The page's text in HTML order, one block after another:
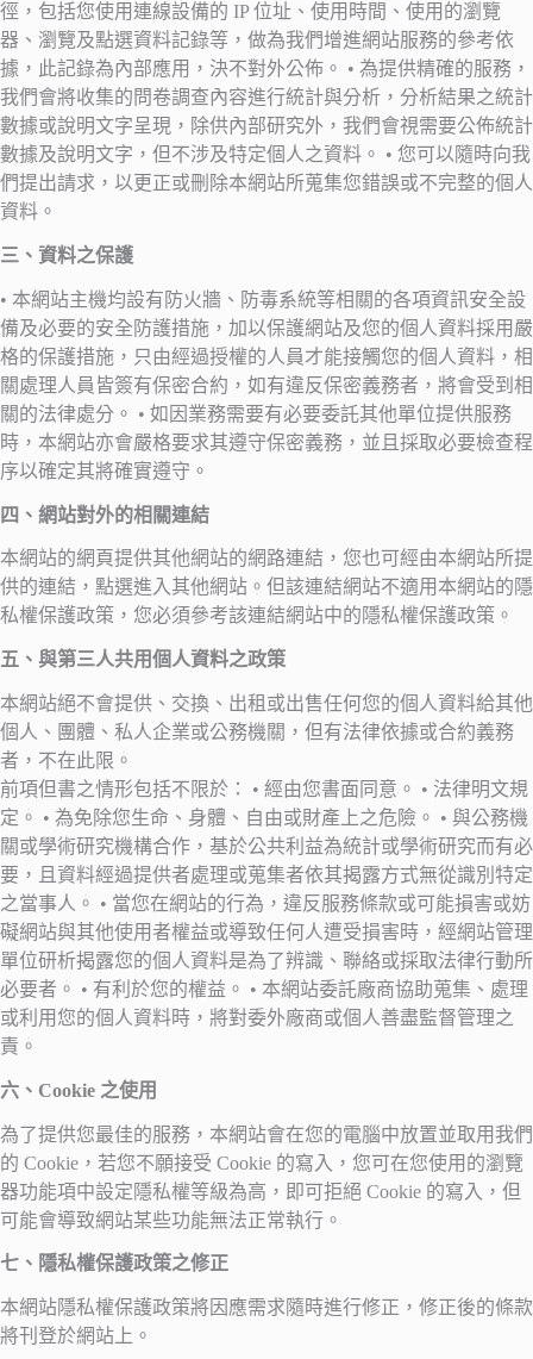
徑，包括您使用連線設備的 IP 位址、使用時間、使用的瀏覽
器、瀏覽及點選資料記錄等，做為我們增進網站服務的參考依
據，此記錄為內部應用，決不對外公佈。 • 為提供精確的服務，
我們會將收集的問卷調查內容進行統計與分析，分析結果之統計
數據或說明文字呈現，除供內部研究外，我們會視需要公佈統計
數據及說明文字，但不涉及特定個人之資料。 • 您可以隨時向我
們提出請求，以更正或刪除本網站所蒐集您錯誤或不完整的個人
資料。
三、資料之保護
• 本網站主機均設有防火牆、防毒系統等相關的各項資訊安全設
備及必要的安全防護措施，加以保護網站及您的個人資料採用嚴
格的保護措施，只由經過授權的人員才能接觸您的個人資料，相
關處理人員皆簽有保密合約，如有違反保密義務者，將會受到相
關的法律處分。 • 如因業務需要有必要委託其他單位提供服務
時，本網站亦會嚴格要求其遵守保密義務，並且採取必要檢查程
序以確定其將確實遵守。
四、網站對外的相關連結
本網站的網頁提供其他網站的網路連結，您也可經由本網站所提
供的連結，點選進入其他網站。但該連結網站不適用本網站的隱
私權保護政策，您必須參考該連結網站中的隱私權保護政策。
五、與第三人共用個人資料之政策
本網站絕不會提供、交換、出租或出售任何您的個人資料給其他
個人、團體、私人企業或公務機關，但有法律依據或合約義務
者，不在此限。
前項但書之情形包括不限於： • 經由您書面同意。 • 法律明文規
定。 • 為免除您生命、身體、自由或財產上之危險。 • 與公務機
關或學術研究機構合作，基於公共利益為統計或學術研究而有必
要，且資料經過提供者處理或蒐集者依其揭露方式無從識別特定
之當事人。 • 當您在網站的行為，違反服務條款或可能損害或妨
礙網站與其他使用者權益或導致任何人遭受損害時，經網站管理
單位研析揭露您的個人資料是為了辨識、聯絡或採取法律行動所
必要者。 • 有利於您的權益。 • 本網站委託廠商協助蒐集、處理
或利用您的個人資料時，將對委外廠商或個人善盡監督管理之
責。
六、Cookie 之使用
為了提供您最佳的服務，本網站會在您的電腦中放置並取用我們
的 Cookie，若您不願接受 Cookie 的寫入，您可在您使用的瀏覽
器功能項中設定隱私權等級為高，即可拒絕 Cookie 的寫入，但
可能會導致網站某些功能無法正常執行。
七、隱私權保護政策之修正
本網站隱私權保護政策將因應需求隨時進行修正，修正後的條款
將刊登於網站上。